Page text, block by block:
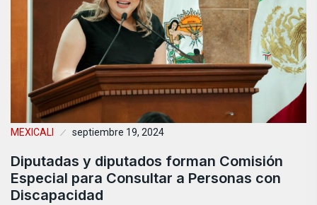
MEXICALI septiembre 19, 2024
Diputadas y diputados forman Comisión
Especial para Consultar a Personas con
Discapacidad